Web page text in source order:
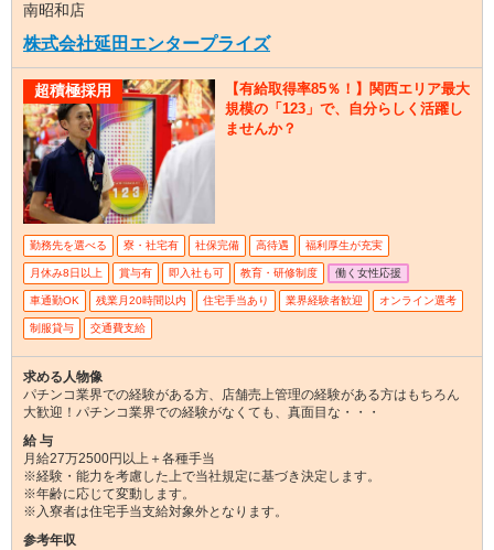
南昭和店
株式会社延田エンタープライズ
超積極採用
【有給取得率85％！】関西エリア最大
規模の「123」で、自分らしく活躍し
ませんか？
勤務先を選べる 寮・社宅有 社保完備 高待遇 福利厚生が充実
月休み8日以上 賞与有 即入社も可 教育・研修制度 働く女性応援
車通勤OK 残業月20時間以内 住宅手当あり 業界経験者歓迎 オンライン選考
制服貸与 交通費支給
求める人物像
パチンコ業界での経験がある方、店舗売上管理の経験がある方はもちろん
大歓迎！パチンコ業界での経験がなくても、真面目な・・・
給 与
月給27万2500円以上＋各種手当
※経験・能力を考慮した上で当社規定に基づき決定します。
※年齢に応じて変動します。
※入寮者は住宅手当支給対象外となります。
参考年収